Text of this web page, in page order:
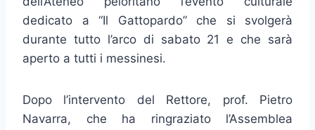
dedicato a “Il Gattopardo” che si svolgerà
durante tutto l’arco di sabato 21 e che sarà
aperto a tutti i messinesi.
Dopo l’intervento del Rettore, prof. Pietro
Navarra, che ha ringraziato l’Assemblea